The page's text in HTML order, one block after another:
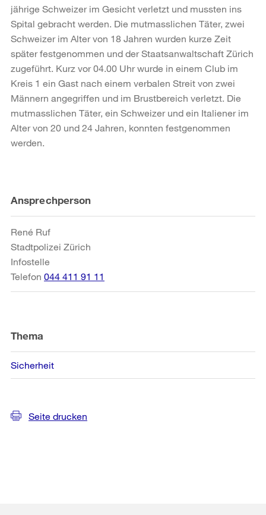
jährige Schweizer im Gesicht verletzt und mussten ins
Spital gebracht werden. Die mutmasslichen Täter, zwei
Schweizer im Alter von 18 Jahren wurden kurze Zeit
später festgenommen und der Staatsanwaltschaft Zürich
zugeführt. Kurz vor 04.00 Uhr wurde in einem Club im
Kreis 1 ein Gast nach einem verbalen Streit von zwei
Männern angegriffen und im Brustbereich verletzt. Die
mutmasslichen Täter, ein Schweizer und ein Italiener im
Alter von 20 und 24 Jahren, konnten festgenommen
werden.
Weitere
Informationen
Ansprechperson
René Ruf
Stadtpolizei Zürich
Infostelle
Telefon 044 411 91 11
Thema
Sicherheit
Seite drucken